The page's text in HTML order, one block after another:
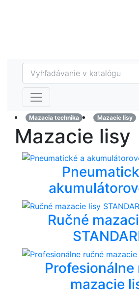
Mazacia technika Mazacie lisy
Mazacie lisy
Ručné
Profesionálne
mazacie